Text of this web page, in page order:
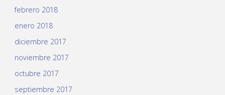
febrero 2018
enero 2018
diciembre 2017
noviembre 2017
octubre 2017
septiembre 2017